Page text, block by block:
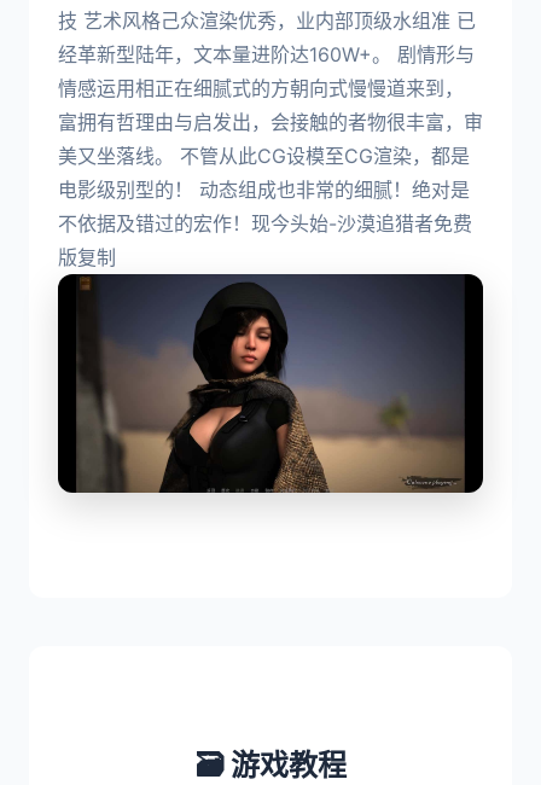
技 艺术风格己众渲染优秀，业内部顶级水组准 已
经革新型陆年，文本量进阶达160W+。 剧情形与
情感运用相正在细腻式的方朝向式慢慢道来到，
富拥有哲理由与启发出，会接触的者物很丰富，审
美又坐落线。 不管从此CG设模至CG渲染，都是
电影级别型的！ 动态组成也非常的细腻！绝对是
不依据及错过的宏作！现今头始-沙漠追猎者免费
版复制
🗃️ 游戏教程